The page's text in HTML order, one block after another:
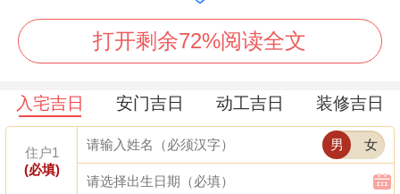
农历十月十四（阳历11月22日,星期日）
支庚子；宜纳采，订婚、结婚，祭祀、祈
市，立券、挂匾，入宅、搬家，安门、栽
种，开工、求医，治病、会亲友，起基、装
修，造屋、安葬，忌讳作灶，经络、安床。
打开剩余72%阅读全文
入宅吉日 安门吉日 动工吉日 装修吉日
住户1
(必填)
男 女